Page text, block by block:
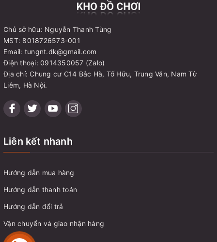
Chủ sở hữu: Nguyễn Thanh Tùng
MST: 8018726573-001
Email: tungnt.dk@gmail.com
Điện thoại: 0914350057 (Zalo)
Địa chỉ: Chung cư C14 Bắc Hà, Tố Hữu, Trung Văn, Nam Từ
Liêm, Hà Nội.
Liên kết nhanh
Hướng dẫn mua hàng
Hướng dẫn thanh toán
Hướng dẫn đổi trả
Vận chuyển và giao nhận hàng